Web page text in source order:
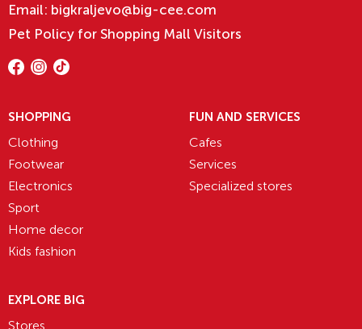
Email: bigkraljevo@big-cee.com
Pet Policy for Shopping Mall Visitors
SHOPPING
Clothing
Footwear
Electronics
Sport
Home decor
Kids fashion
FUN AND SERVICES
Cafes
Services
Specialized stores
EXPLORE BIG
Stores